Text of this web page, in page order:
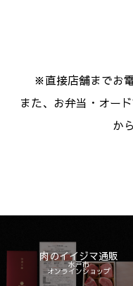
※直接店舗までお
また、お弁当・オー
か
肉のイイジマ通販
水戸市
オンラインショップ